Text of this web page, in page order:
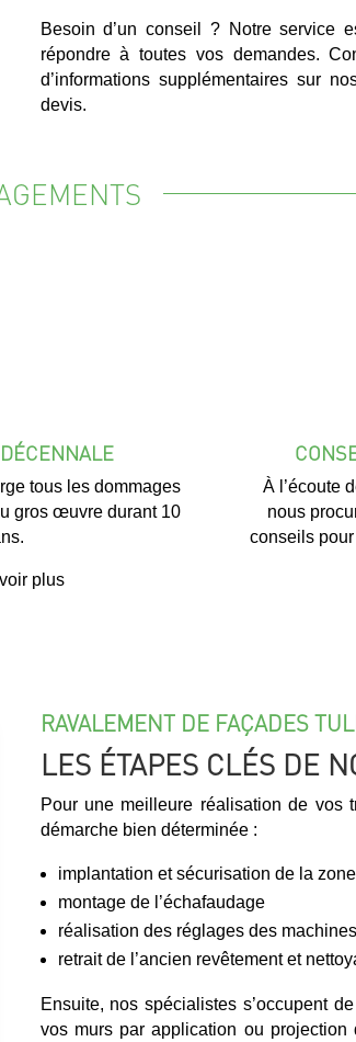
Besoin d’un conseil ? Notre service
répondre à toutes vos demandes.
d’informations supplémentaires sur
devis.
tous les dommages
gros œuvre durant 10
plus
À l’écoute
nous
conseils
RAVALEMENT DE FAÇADES
LES ÉTAPES CLÉS DE
Pour une meilleure réalisation de vos
démarche bien déterminée :
implantation et sécurisation de la
montage de l’échafaudage
réalisation des réglages des
retrait de l’ancien revêtement et
Ensuite, nos spécialistes s’occupent
vos murs par application ou projection